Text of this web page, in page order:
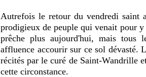
Autrefois le retour du vendredi saint
prodigieux de peuple qui venait pour
prêche plus aujourd'hui, mais tous
affluence accourir sur ce sol dévasté.
récités par le curé de Saint-Wandrille
cette circonstance.